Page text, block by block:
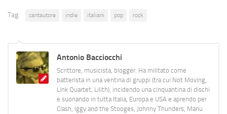
Tag: cantautore indie italiani pop rock
Antonio Bacciocchi
Scrittore, musicista, blogger. Ha militato come
batterista in una ventina di gruppi (tra cui Not Moving,
Link Quartet, Lilith), incidendo una cinquantina di dischi
e suonando in tutta Italia, Europa e USA e aprendo per
Clash, Iggy and the Stooges, Johnny Thunders, Manu